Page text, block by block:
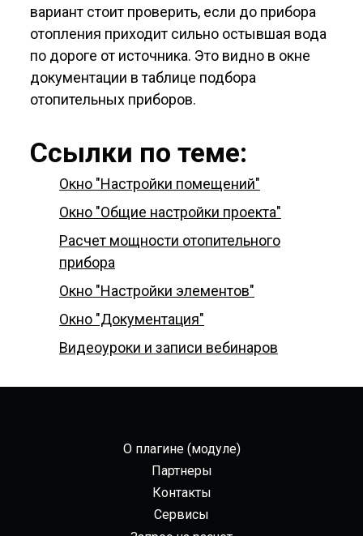
вариант стоит проверить, если до прибора
отопления приходит сильно остывшая вода
по дороге от источника. Это видно в окне
документации в таблице подбора
отопительных приборов.
Ссылки по теме:
Окно "Настройки помещений"
Окно "Общие настройки проекта"
Расчет мощности отопительного
прибора
Окно "Настройки элементов"
Окно "Документация"
Видеоуроки и записи вебинаров
О плагине (модуле)
Партнеры
Контакты
Сервисы